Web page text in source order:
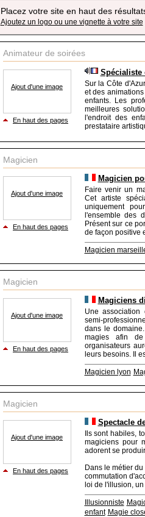
Placez votre site en haut des
Ajoutez un logo ou une vignette à votre site
Animateur de soirées
Ajout d'une image
En haut des pages
Spécialiste
Sur la Côte
et des
enfants. Les
meilleures
l'endroit des
prestataire
Magicien
Ajout d'une image
En haut des pages
Magicien
Faire venir un
Cet artiste
uniquement
l'ensemble des
Présent sur ce
de façon positive
Magicien
Magicien
Ajout d'une image
En haut des pages
Magiciens
Une association
semi-
dans le
magies afin
organisateurs
leurs besoins. Il
Magicien lyon
Magicien
Ajout d'une image
En haut des pages
Spectacle
Ils sont habiles,
magiciens pour
adorent se
Dans le métier
commutation
loi de l'illusion,
Illusionniste
enfant Magie